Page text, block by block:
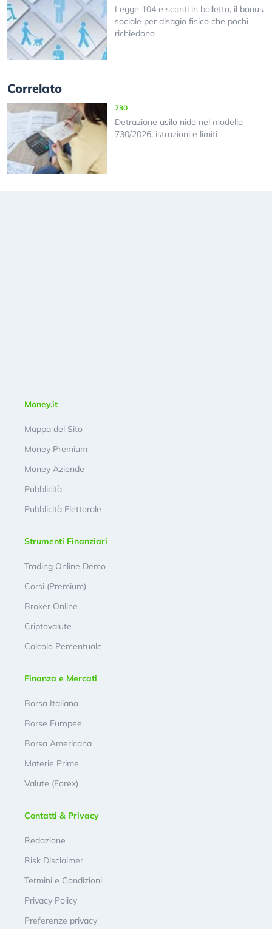
Legge 104 e sconti in bolletta, il bonus
sociale per disagio fisico che pochi
richiedono
Correlato
730
Detrazione asilo nido nel modello
730/2026, istruzioni e limiti
Money.it
Mappa del Sito
Money Premium
Money Aziende
Pubblicità
Pubblicità Elettorale
Strumenti Finanziari
Trading Online Demo
Corsi (Premium)
Broker Online
Criptovalute
Calcolo Percentuale
Finanza e Mercati
Borsa Italiana
Borse Europee
Borsa Americana
Materie Prime
Valute (Forex)
Contatti & Privacy
Redazione
Risk Disclaimer
Termini e Condizioni
Privacy Policy
Preferenze privacy